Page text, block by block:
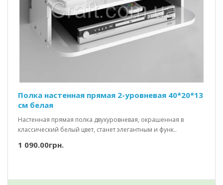
Полка настенная прямая 2-уровневая 40*20*13
см белая
Настенная прямая полка двухуровневая, окрашенная в
классический белый цвет, станет элегантным и функ..
1 090.00грн.